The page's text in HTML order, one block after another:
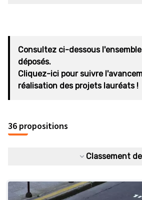
Consultez ci-dessous
déposés.
Cliquez-ici pour suivre
réalisation des projets lauréats !
36 propositions
Classement